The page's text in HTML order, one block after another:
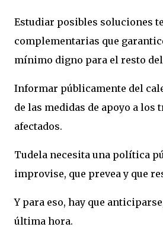
Estudiar posibles soluciones
complementarias que
mínimo digno para el resto
Informar públicamente del
de las medidas de apoyo a los
afectados.
Tudela necesita una política
improvise, que prevea y que
Y para eso, hay que
última hora.